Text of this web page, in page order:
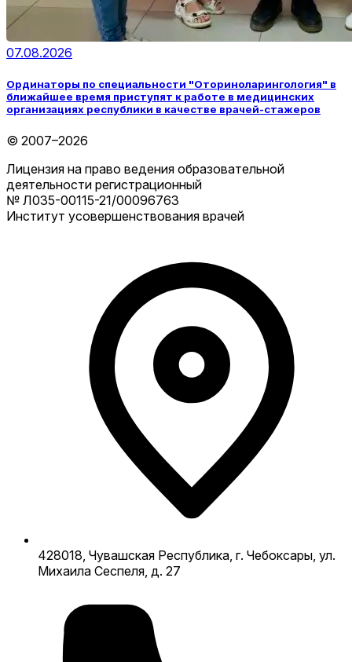
07.08.2026
Ординаторы по специальности "Оториноларингология" в
ближайшее время приступят к работе в медицинских
организациях республики в качестве врачей-стажеров
© 2007–2026
Лицензия на право ведения образовательной
деятельности регистрационный
№ Л035-00115-21/00096763
Институт усовершенствования врачей
428018, Чувашская Республика, г. Чебоксары, ул.
Михаила Сеспеля, д. 27